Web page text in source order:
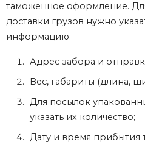
таможенное оформление.
доставки грузов нужно
информацию:
Адрес забора и
Вес, габариты (длина,
Для посылок
указать их количество;
Дату и время прибытия